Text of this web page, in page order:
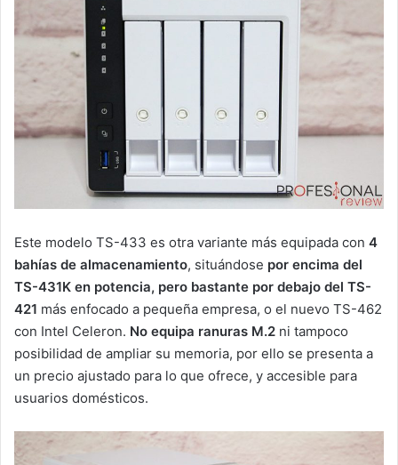
Este modelo TS-433 es otra variante más equipada con 4
bahías de almacenamiento, situándose por encima del
TS-431K en potencia, pero bastante por debajo del TS-
421 más enfocado a pequeña empresa, o el nuevo TS-462
con Intel Celeron. No equipa ranuras M.2 ni tampoco
posibilidad de ampliar su memoria, por ello se presenta a
un precio ajustado para lo que ofrece, y accesible para
usuarios domésticos.